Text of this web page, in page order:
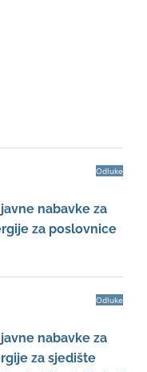
Odluke
nabavke za
za poslovnice
Odluke
nabavke za
za sjedište